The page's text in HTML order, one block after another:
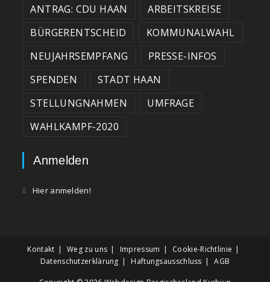
ANTRAG: CDU HAAN
ARBEITSKREISE
BÜRGERENTSCHEID
KOMMUNALWAHL
NEUJAHRSEMPFANG
PRESSE-INFOS
SPENDEN
STADT HAAN
STELLUNGNAHMEN
UMFRAGE
WAHLKAMPF-2020
Anmelden
Hier anmelden!
Kontakt Weg zu uns Impressum
Cookie-Richtlinie
Datenschutzerklärung
Haftungsausschluss AGB